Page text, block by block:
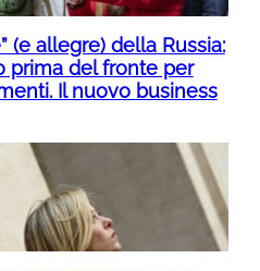
(e allegre) della Russia:
prima del fronte per
Il nuovo business